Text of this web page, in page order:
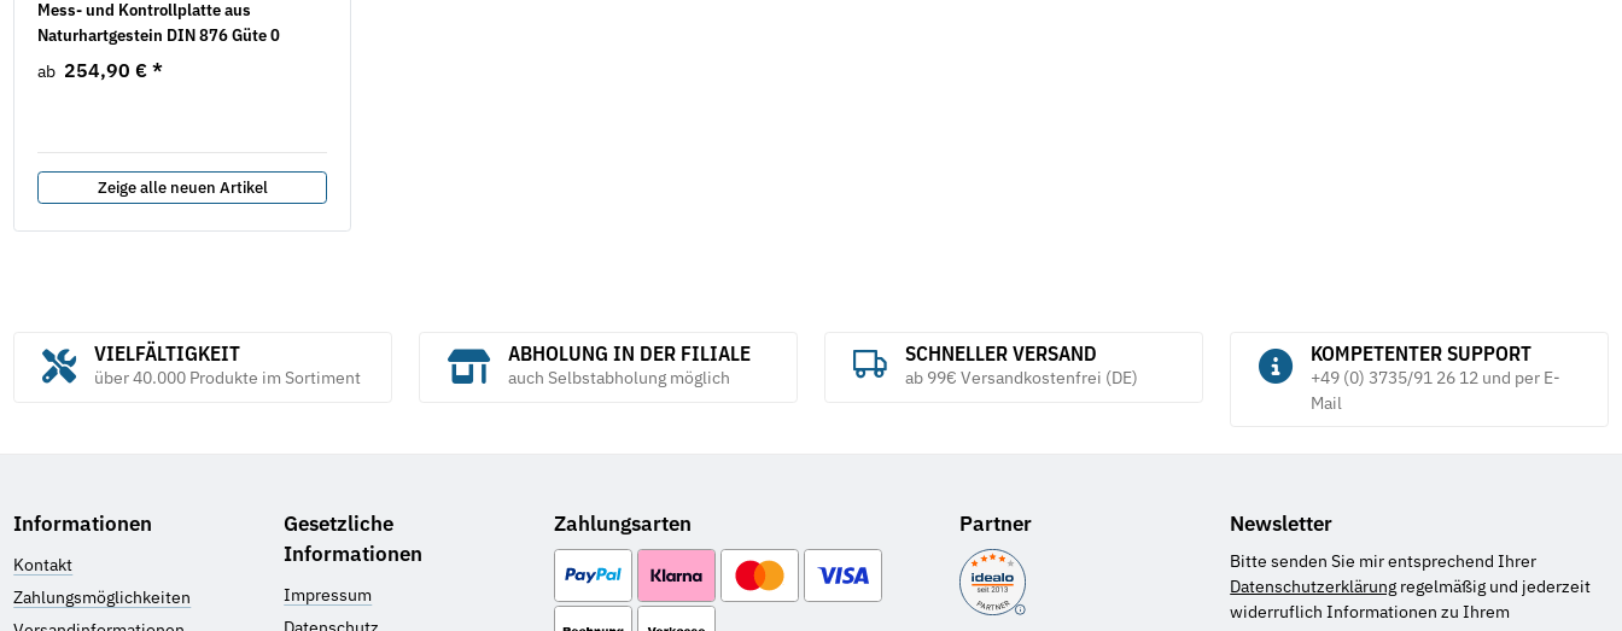
Mess- und Kontrollplatte aus
Naturhartgestein DIN 876 Güte 0
ab 254,90 € *
Zeige alle neuen Artikel
VIELFÄLTIGKEIT
über 40.000 Produkte im Sortiment
ABHOLUNG IN DER FILIALE
auch Selbstabholung möglich
SCHNELLER VERSAND
ab 99€ Versandkostenfrei (DE)
KOMPETENTER SUPPORT
+49 (0) 3735/91 26 12 und per E-
Mail
Informationen
Kontakt
Zahlungsmöglichkeiten
Gesetzliche
Informationen
Impressum
Zahlungsarten Partner Newsletter
Bitte senden Sie mir entsprechend Ihrer
Datenschutzerklärung regelmäßig und jederzeit
widerruflich Informationen zu Ihrem